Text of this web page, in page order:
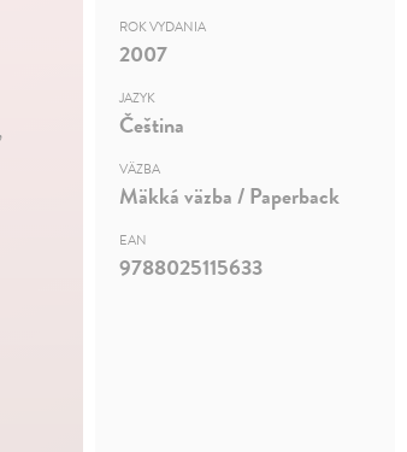
ROK VYDANIA
2007
JAZYK
Čeština
VÄZBA
Mäkká väzba / Paperback
EAN
9788025115633